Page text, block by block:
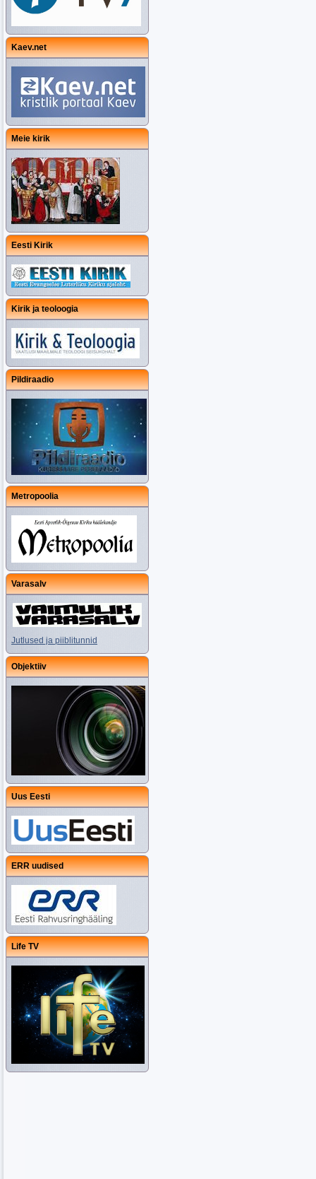
Kaev.net
Meie kirik
Eesti Kirik
Kirik ja teoloogia
Pildiraadio
Metropoolia
Varasalv
Jutlused ja piiblitunnid
Objektiiv
Uus Eesti
ERR uudised
Life TV